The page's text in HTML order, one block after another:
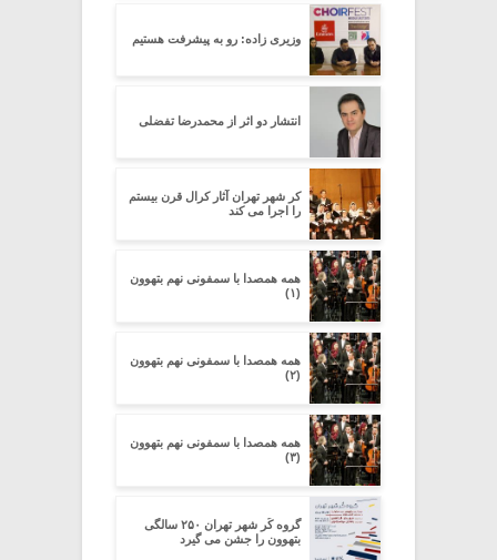
وزیری زاده: رو به پیشرفت هستیم
انتشار دو اثر از محمدرضا تفضلی
کر شهر تهران آثار کرال قرن بیستم
را اجرا می کند
همه همصدا با سمفونی نهم بتهوون
(۱)
همه همصدا با سمفونی نهم بتهوون
(۲)
همه همصدا با سمفونی نهم بتهوون
(۳)
گروه کُر شهر تهران ۲۵۰ سالگی
بتهوون را جشن می گیرد